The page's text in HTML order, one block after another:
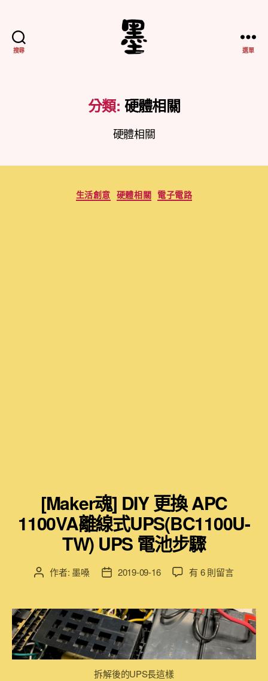
搜尋
業
紀
實
選單
分類: 硬體相關
硬體相關
分
類
生活創意 硬體相關 電子電路
[Maker魂] DIY 更換 APC
1100VA離線式UPS(BC1100U-
TW) UPS 電池步驟
文
者
作者: 墨嗓
文
佈
日
期
2019-09-16
在
DIY
更
換
APC
1100VA
有 6 則留言
拆解後的UPS長這樣